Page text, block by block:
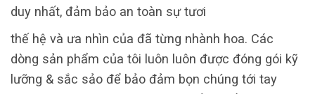
duy nhất, đảm bảo an toàn sự tươi
thế hệ và ưa nhìn của đã từng nhành hoa. Các
dòng sản phẩm của tôi luôn luôn được đóng gói kỹ
lưỡng & sắc sảo để bảo đảm bọn chúng tới tay